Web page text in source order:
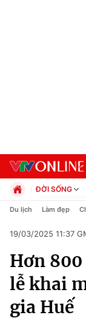
Chuyên mục
Chính trị
Xã hội
ĐỜI SỐNG
Chính trị
Pháp luật
Kinh tế
Thể thao
Truyền
Văn hóa -
Du lịch Làm đẹp
19/03/2025 11:37
Hơn
lễ khai
gia Huế